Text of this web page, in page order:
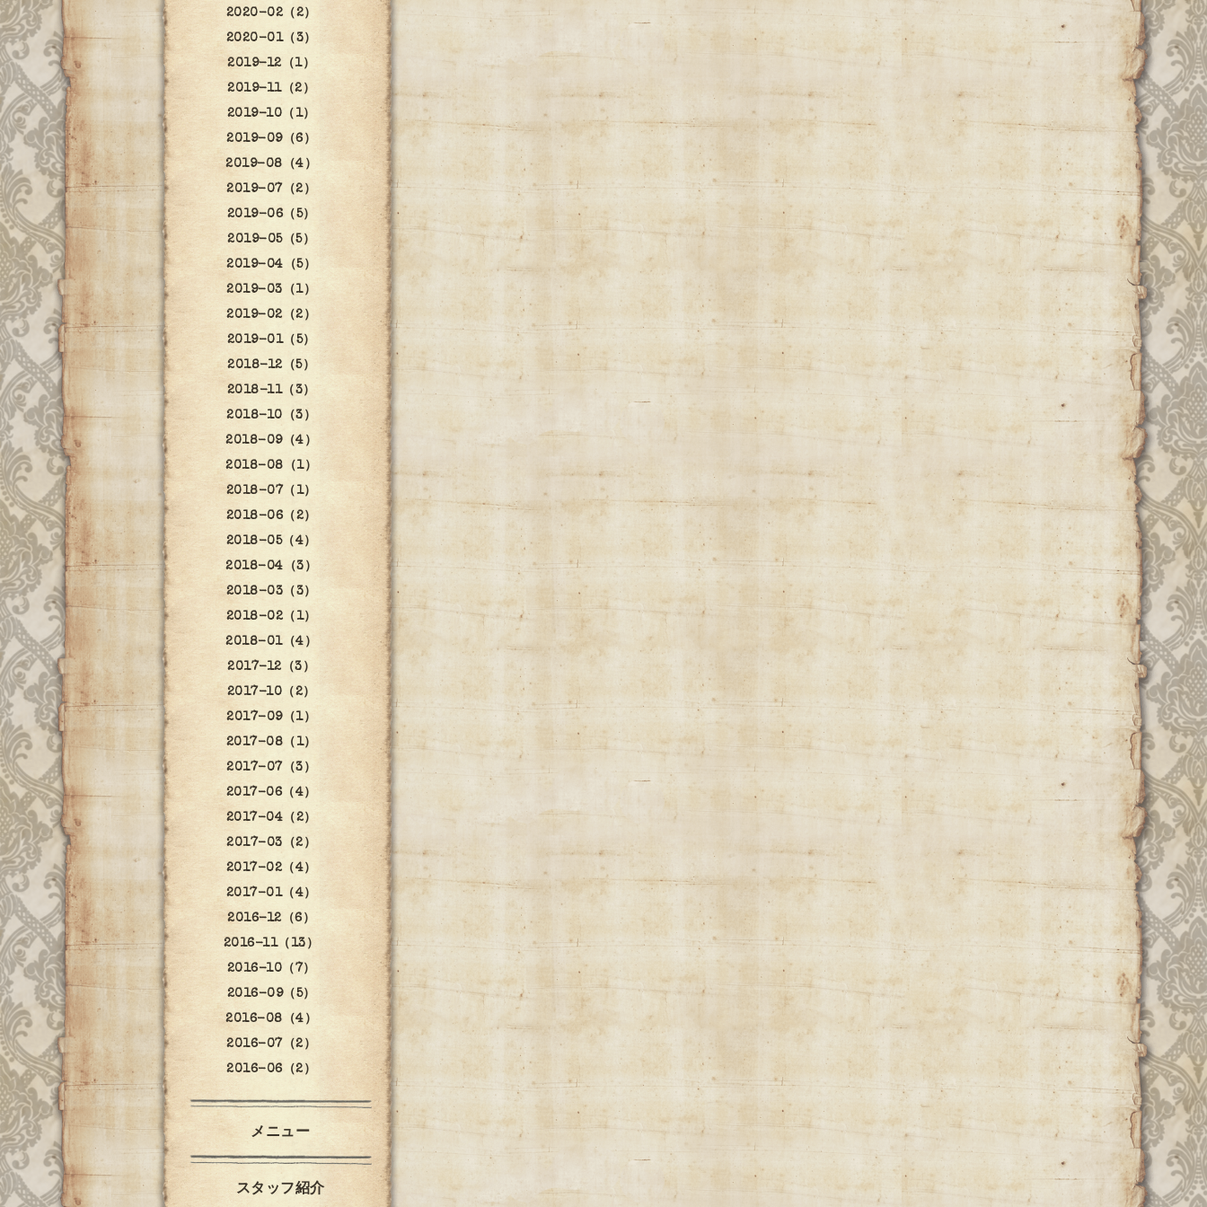
2020-02（2）
2020-01（3）
2019-12（1）
2019-11（2）
2019-10（1）
2019-09（6）
2019-08（4）
2019-07（2）
2019-06（5）
2019-05（5）
2019-04（5）
2019-03（1）
2019-02（2）
2019-01（5）
2018-12（5）
2018-11（3）
2018-10（3）
2018-09（4）
2018-08（1）
2018-07（1）
2018-06（2）
2018-05（4）
2018-04（3）
2018-03（3）
2018-02（1）
2018-01（4）
2017-12（3）
2017-10（2）
2017-09（1）
2017-08（1）
2017-07（3）
2017-06（4）
2017-04（2）
2017-03（2）
2017-02（4）
2017-01（4）
2016-12（6）
2016-11（13）
2016-10（7）
2016-09（5）
2016-08（4）
2016-07（2）
2016-06（2）
メニュー
スタッフ紹介